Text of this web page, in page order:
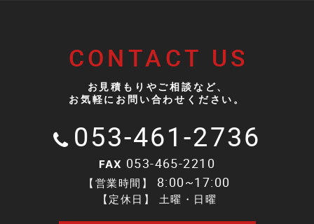
CONTACT US
お見積もりやご相談など、
お気軽にお問い合わせください。
053-461-2736
FAX 053-465-2210
【営業時間】 8:00~17:00
【定休日】 土曜・日曜